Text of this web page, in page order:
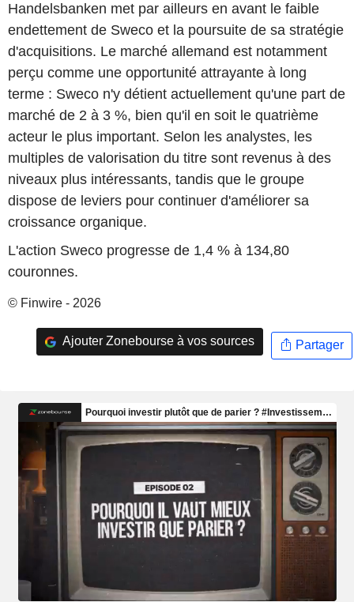
Handelsbanken met par ailleurs en avant le faible
endettement de Sweco et la poursuite de sa stratégie
d'acquisitions. Le marché allemand est notamment
perçu comme une opportunité attrayante à long
terme : Sweco n'y détient actuellement qu'une part de
marché de 2 à 3 %, bien qu'il en soit le quatrième
acteur le plus important. Selon les analystes, les
multiples de valorisation du titre sont revenus à des
niveaux plus intéressants, tandis que le groupe
dispose de leviers pour continuer d'améliorer sa
croissance organique.
L'action Sweco progresse de 1,4 % à 134,80
couronnes.
© Finwire - 2026
Ajouter Zonebourse à vos sources Partager